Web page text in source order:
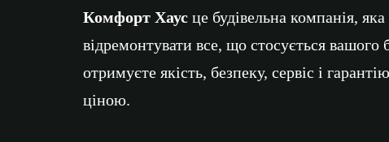
Комфорт Хаус це будівельна компанія,
відремонтувати все, що стосується
отримуєте якість, безпеку, сервіс і
ціною.